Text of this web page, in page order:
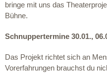
bringe mit uns das
Bühne.
Schnuppertermine 30.01.,
Das Projekt richtet sich an
Vorerfahrungen brauchst du